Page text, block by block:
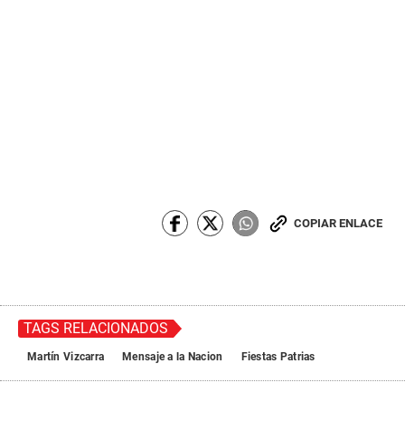
COPIAR ENLACE
TAGS RELACIONADOS
Martín Vizcarra Mensaje a la Nacion Fiestas Patrias